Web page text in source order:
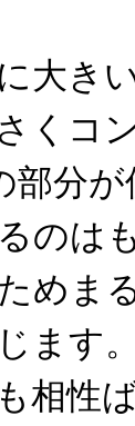
大き
くコ
部分
のは
めま
ます
相性